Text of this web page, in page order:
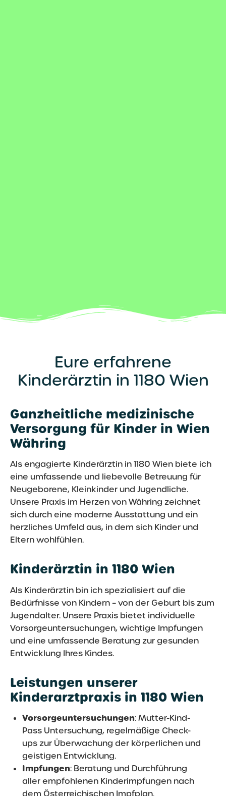
Eure erfahrene
Kinderärztin in 1180 Wien
Ganzheitliche medizinische
Versorgung für Kinder in Wien
Währing
Als engagierte Kinderärztin in 1180 Wien biete ich
eine umfassende und liebevolle Betreuung für
Neugeborene, Kleinkinder und Jugendliche.
Unsere Praxis im Herzen von Währing zeichnet
sich durch eine moderne Ausstattung und ein
herzliches Umfeld aus, in dem sich Kinder und
Eltern wohlfühlen.
Kinderärztin in 1180 Wien
Als Kinderärztin bin ich spezialisiert auf die
Bedürfnisse von Kindern – von der Geburt bis zum
Jugendalter. Unsere Praxis bietet individuelle
Vorsorgeuntersuchungen, wichtige Impfungen
und eine umfassende Beratung zur gesunden
Entwicklung Ihres Kindes.
Leistungen unserer
Kinderarztpraxis in 1180 Wien
Vorsorgeuntersuchungen: Mutter-Kind-
Pass Untersuchung, regelmäßige Check-
ups zur Überwachung der körperlichen und
geistigen Entwicklung.
Impfungen: Beratung und Durchführung
aller empfohlenen Kinderimpfungen nach
dem Österreichischen Impfplan.